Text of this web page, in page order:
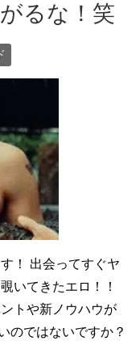
るな！笑
！ 出会ってすぐヤ
いてきたエロ！！
トや新ノウハウが
のではないですか？